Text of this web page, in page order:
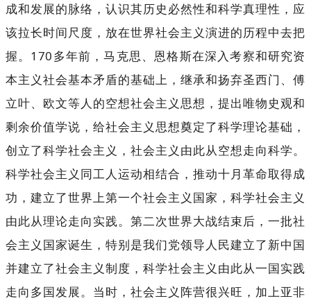
成和发展的脉络，认识其历史必然性和科学真理性，应
该拉长时间尺度，放在世界社会主义演进的历程中去把
握。170多年前，马克思、恩格斯在深入考察和研究资
本主义社会基本矛盾的基础上，继承和扬弃圣西门、傅
立叶、欧文等人的空想社会主义思想，提出唯物史观和
剩余价值学说，给社会主义思想奠定了科学理论基础，
创立了科学社会主义，社会主义由此从空想走向科学。
科学社会主义同工人运动相结合，推动十月革命取得成
功，建立了世界上第一个社会主义国家，科学社会主义
由此从理论走向实践。第二次世界大战结束后，一批社
会主义国家诞生，特别是我们党领导人民建立了新中国
并建立了社会主义制度，科学社会主义由此从一国实践
走向多国发展。当时，社会主义阵营很兴旺，加上亚非